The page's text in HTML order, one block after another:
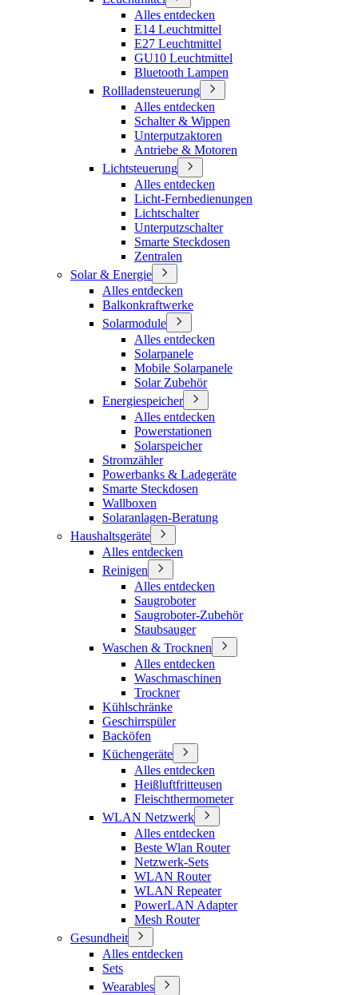
Alles entdecken
E14 Leuchtmittel
E27 Leuchtmittel
GU10 Leuchtmittel
Bluetooth Lampen
Rollladensteuerung
Alles entdecken
Schalter & Wippen
Unterputzaktoren
Antriebe & Motoren
Lichtsteuerung
Alles entdecken
Licht-Fernbedienungen
Lichtschalter
Unterputzschalter
Smarte Steckdosen
Zentralen
Solar & Energie
Alles entdecken
Balkonkraftwerke
Solarmodule
Alles entdecken
Solarpanele
Mobile Solarpanele
Solar Zubehör
Energiespeicher
Alles entdecken
Powerstationen
Solarspeicher
Stromzähler
Powerbanks & Ladegeräte
Smarte Steckdosen
Wallboxen
Solaranlagen-Beratung
Haushaltsgeräte
Alles entdecken
Reinigen
Alles entdecken
Saugroboter
Saugroboter-Zubehör
Staubsauger
Waschen & Trocknen
Alles entdecken
Waschmaschinen
Trockner
Kühlschränke
Geschirrspüler
Backöfen
Küchengeräte
Alles entdecken
Heißluftfritteusen
Fleischthermometer
WLAN Netzwerk
Alles entdecken
Beste Wlan Router
Netzwerk-Sets
WLAN Router
WLAN Repeater
PowerLAN Adapter
Mesh Router
Gesundheit
Alles entdecken
Sets
Wearables